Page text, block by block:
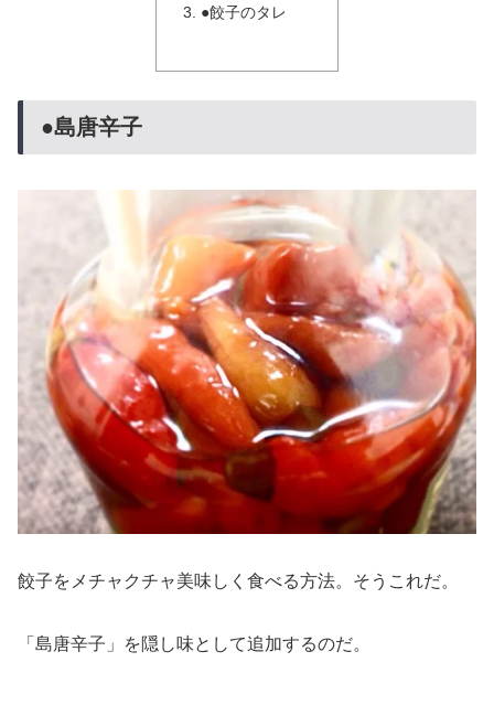
●餃子のタレ
●島唐辛子
餃子をメチャクチャ美味しく食べる方法。そうこれだ。
「島唐辛子」を隠し味として追加するのだ。